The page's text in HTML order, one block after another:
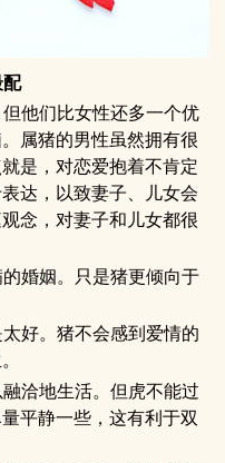
他们比女性还多一个优
属猪的男性虽然拥有很
是，对恋爱抱着不肯定
达，以致妻子、儿女会
念，对妻子和儿女都很
婚姻。只是猪更倾向于
好。猪不会感到爱情的
洽地生活。但虎不能过
平静一些，这有利于双